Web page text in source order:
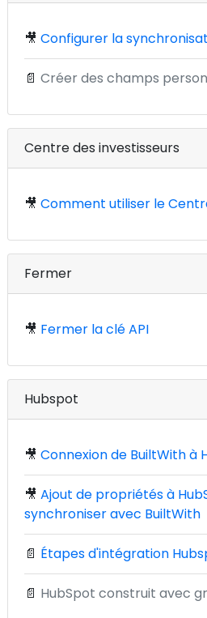
🎥 Configurer la
📄 Créer des champs
Centre des investisseurs
🎥 Comment utiliser le
Fermer
🎥 Fermer la clé API
Hubspot
🎥 Connexion de BuiltWith à
🎥 Ajout de propriétés à
synchroniser avec BuiltWith
📄 Étapes d'intégration
📄 HubSpot construit avec